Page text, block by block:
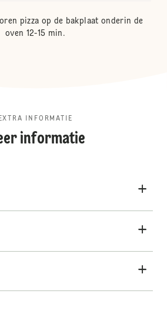
pizza op de bakplaat onderin de
oven 12-15 min.
INFORMATIE
informatie